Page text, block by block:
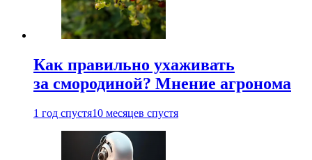
Как правильно ухаживать
за смородиной? Мнение агронома
1 год спустя10 месяцев спустя